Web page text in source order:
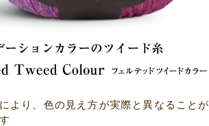
より、色の見え方が実際と異なることが